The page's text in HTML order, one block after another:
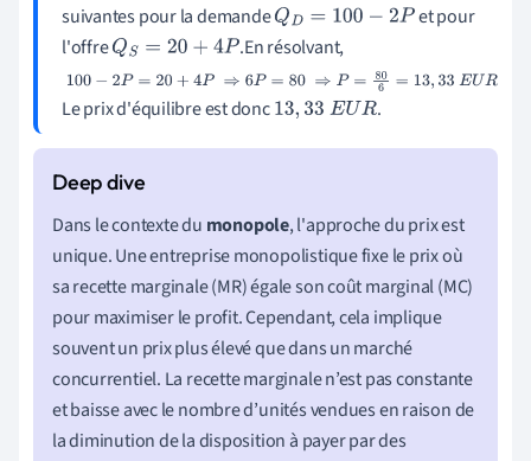
suivantes pour la demandeQD= 100−2P
et pour
l'offreQS= 20 +4P
.En résolvant,
100−2 P=20+4P⇒6P= 80 ⇒P=806= 13, 33 EUR
Le prix d'équilibre est donc13,33E UR .
Dans le contexte du monopole, l'approche du prix est
unique. Une entreprise monopolistique fixe le prix où
sa recette marginale (MR) égale son coût marginal (MC)
pour maximiser le profit. Cependant, cela implique
souvent un prix plus élevé que dans un marché
concurrentiel. La recette marginale n’est pas constante
et baisse avec le nombre d’unités vendues en raison de
la diminution de la disposition à payer par des